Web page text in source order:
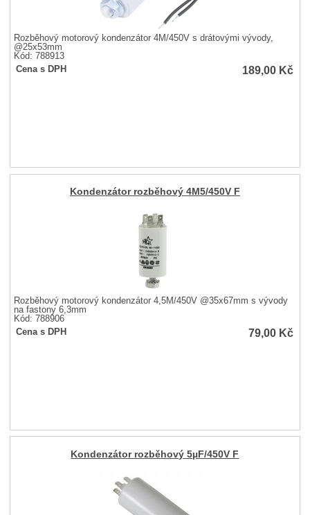
Rozběhový motorový kondenzátor 4M/450V s drátovými vývody,
@25x53mm
Kód: 788913
Cena s DPH
189,00 Kč
Kondenzátor rozběhový 4M5/450V F
Rozběhový motorový kondenzátor 4,5M/450V @35x67mm s vývody
na fastony 6,3mm
Kód: 788906
Cena s DPH
79,00 Kč
Kondenzátor rozběhový 5µF/450V F